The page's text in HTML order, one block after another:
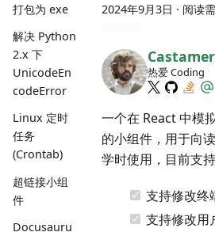
打包为 exe
解决 Python
2.x 下
UnicodeEn
codeError
Linux 定时
任务
(Crontab)
超链接小组
件
Docusauru
2024年9月3日 · 阅读
热爱 Coding
一个在 React 中模
的小组件，用于向
学时使用，目前支
支持修改
支持修改用